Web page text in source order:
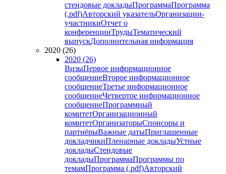
стендовые докладыПрограммаПрограмма
(.pdf)Авторский указательОрганизации-
участникиОтчет о
конференцииТрудыТематический
выпускДополнительная информация
2020 (26)
2020 (26)
ВизыПервое информационное
сообщениеВторое информационное
сообщениеТретье информационное
сообщениеЧетвертое информационное
сообщениеПрограммный
комитетОрганизационный
комитетОрганизаторыСпонсоры и
партнёрыВажные датыПриглашенные
докладчикиПленарные докладыУстные
докладыСтендовые
докладыПрограммаПрограммы по
темамПрограмма (.pdf)Авторский